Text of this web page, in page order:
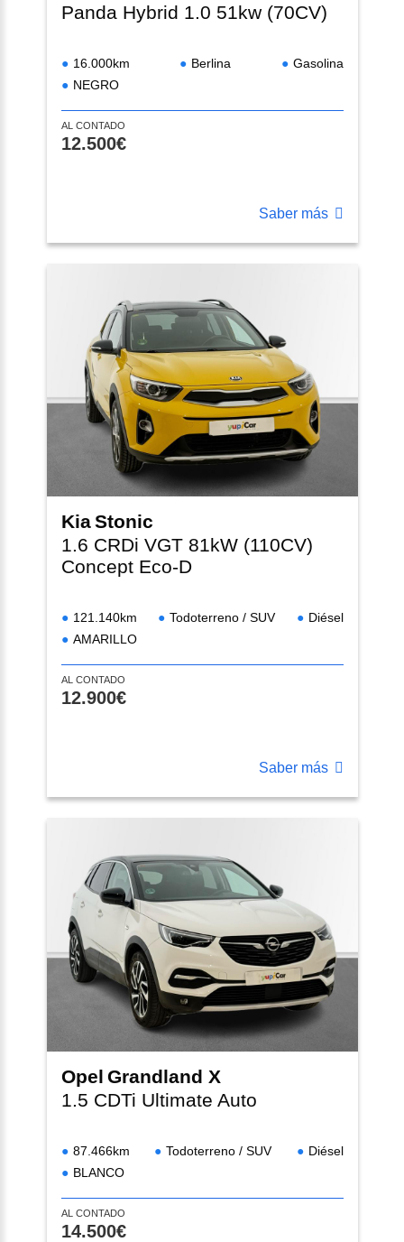
Panda Hybrid 1.0 51kw (70CV)
16.000km Berlina
Gasolina
NEGRO
AL CONTADO
12.500€
Saber más
KiaStonic
1.6 CRDi VGT 81kW (110CV)
Concept Eco-D
121.140km Todoterreno / SUV
Diésel
AMARILLO
AL CONTADO
12.900€
Saber más
Opel Grandland X
1.5 CDTi Ultimate Auto
87.466km Todoterreno / SUV
Diésel
BLANCO
AL CONTADO
14.500€